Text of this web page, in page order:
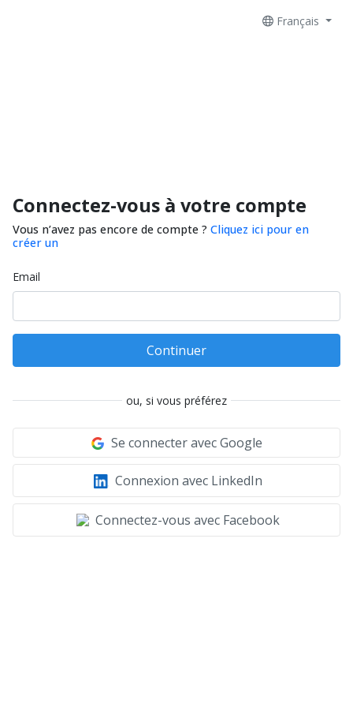
Français
Connectez-vous à votre compte
Vous n’avez pas encore de compte ? Cliquez ici pour en
créer un
Email
Continuer
ou, si vous préférez
Se connecter avec Google
Connexion avec LinkedIn
Connectez-vous avec Facebook